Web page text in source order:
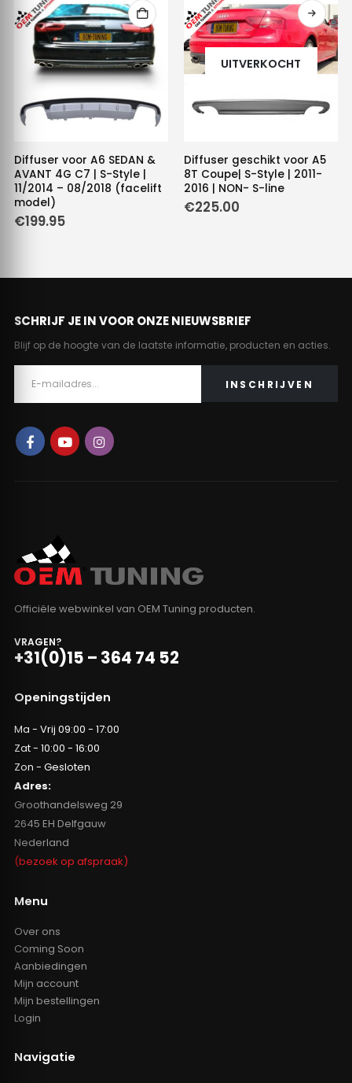
Diffuser voor A6 SEDAN &
AVANT 4G C7 | S-Style |
11/2014 – 08/2018 (facelift
model)
€199.95
UITVERKOCHT
Diffuser geschikt voor A5
8T Coupe| S-Style | 2011-
2016 | NON- S-line
€225.00
SCHRIJF JE IN VOOR ONZE NIEUWSBRIEF
Blijf op de hoogte van de laatste informatie, producten en acties.
Officiële webwinkel van OEM Tuning producten.
VRAGEN?
+31(0)15 – 364 74 52
Openingstijden
Ma - Vrij 09:00 - 17:00
Zat - 10:00 - 16:00
Zon - Gesloten
Adres:
Groothandelsweg 29
2645 EH Delfgauw
Nederland
(bezoek op afspraak)
Menu
Over ons
Coming Soon
Aanbiedingen
Mijn account
Mijn bestellingen
Login
Navigatie